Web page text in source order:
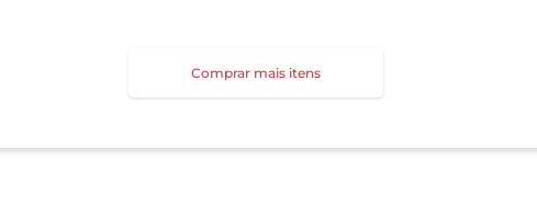
Comprar mais itens